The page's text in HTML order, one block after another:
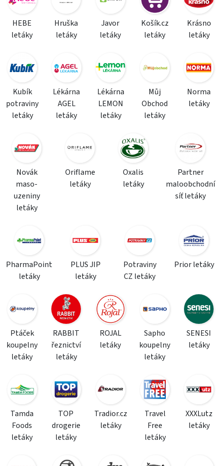
HEBE
letáky
Hruška
letáky
Javor
letáky
Košík.cz
letáky
Krásno
letáky
Kubík
potraviny
letáky
Lékárna
AGEL
letáky
Lékárna
LEMON
letáky
Můj
Obchod
letáky
Norma
letáky
Novák
maso-
uzeniny
letáky
Oriflame
letáky
Oxalis
letáky
Partner
maloobchodní
síť letáky
PharmaPoint
letáky
PLUS JIP
letáky
Potraviny
CZ letáky
Prior letáky
Ptáček
koupelny
letáky
RABBIT
řeznictví
letáky
ROJAL
letáky
Sapho
koupelny
letáky
SENESI
letáky
Tamda
Foods
letáky
TOP
drogerie
letáky
Tradior.cz
letáky
Travel
Free
letáky
XXXLutz
letáky